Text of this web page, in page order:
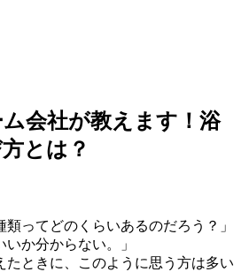
会社が教えます！浴
とは？
類ってどのくらいあるのだろう？」
いか分からない。」
たときに、このように思う方は多い